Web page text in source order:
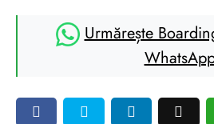
Urmărește